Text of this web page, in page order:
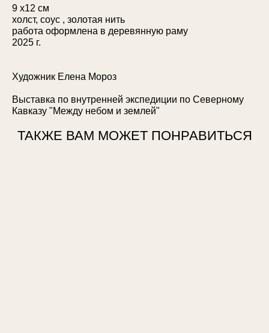
9 х12 см
холст, соус , золотая нить
работа оформлена в деревянную раму
2025 г.
Художник Елена Мороз
Выставка по внутренней экспедиции по Северному
Кавказу "Между небом и землей"
ТАКЖЕ ВАМ МОЖЕТ ПОНРАВИТЬСЯ